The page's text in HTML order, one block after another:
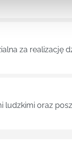
za realizację
ludzkimi oraz